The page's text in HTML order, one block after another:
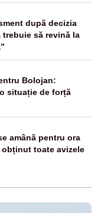
după decizia
trebuie să revină la
Bolojan:
situație de forță
amână pentru ora
toate avizele